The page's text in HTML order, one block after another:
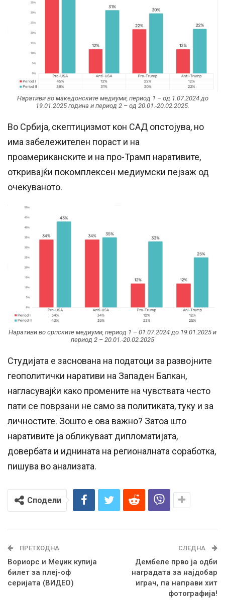
Наративи во македонските медиуми, период 1 – од 1.07.2024 до
19.01.2025 година и период 2 – од 20.01.-20.02.2025.
Во Србија, скептицизмот кон САД опстојува, но
има забележителен пораст и на
проамериканските и на про-Трамп наративите,
откривајќи покомплексен медиумски пејзаж од
очекуваното.
Наративи во српските медиуми, период 1 – 01.07.2024 до 19.01.2025 и
период 2 – 20.01.-20.02.2025
Студијата е заснована на податоци за развојните
геополитички наративи на Западен Балкан,
нагласувајќи како промените на чувствата често
пати се поврзани не само за политиката, туку и за
личностите. Зошто е ова важно? Затоа што
наративите ја обликуваат дипломатијата,
довербата и иднината на регионалната соработка,
пишува во анализата.
Сподели
ПРЕТХОДНА
Вориорс и Меџик купија
билет за плеј-оф
серијата (ВИДЕО)
СЛЕДНА
Дембеле прво ја одби
наградата за најдобар
играч, па направи хит
фотографија!